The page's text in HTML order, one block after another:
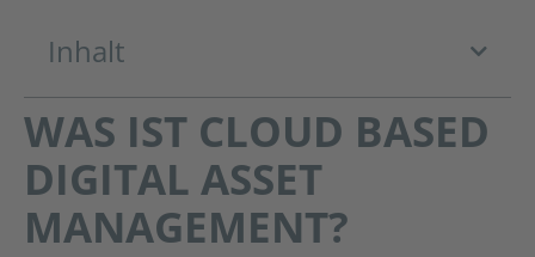
Inhalt
WAS IST CLOUD BASED
DIGITAL ASSET
MANAGEMENT?